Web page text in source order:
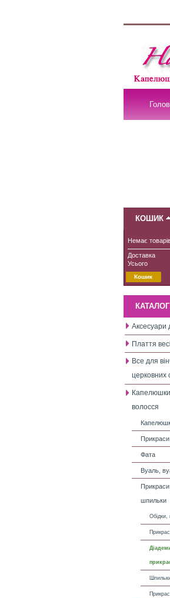
КОШИК
Немає
Доставка
Усього
Кошик
Аксесуари
Плаття
Все для
церковних
волосся
Прикраси
Фата
Вуаль,
шпильки
Обідки,